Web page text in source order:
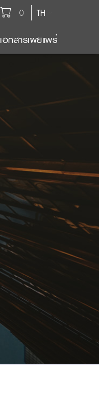
TH
0
เอกสารเผยแพร่